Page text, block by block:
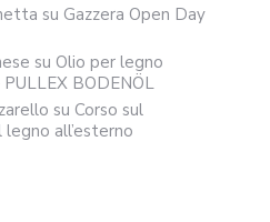
su Gazzera Open Day
su Olio per legno
PULLEX BODENÖL
su Corso sul
all’esterno